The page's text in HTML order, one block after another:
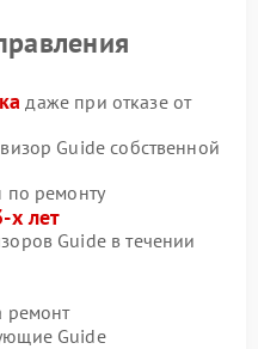
даже при отказе от
Guide собственной
по ремонту
х лет
Guide в течении
ремонт
Guide